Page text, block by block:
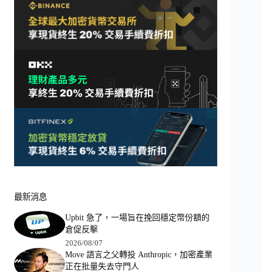
最新消息
Upbit 急了，一場旨在挽回穩定幣份額的
倉促反擊
2026/08/07
Move 語言之父轉投 Anthropic，加密產業
正在批量失去守門人